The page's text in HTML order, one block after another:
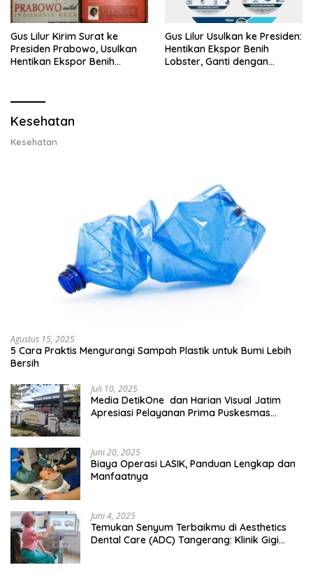
Gus Lilur Kirim Surat ke
Presiden Prabowo, Usulkan
Hentikan Ekspor Benih
Gus Lilur Usulkan ke Presiden:
Hentikan Ekspor Benih
Lobster, Ganti dengan
Kesehatan
Kesehatan
Agustus 15, 2025
5 Cara Praktis Mengurangi Sampah Plastik untuk Bumi Lebih
Bersih
Juli 10, 2025
Media DetikOne dan Harian Visual Jatim
Apresiasi Pelayanan Prima Puskesmas
Juni 20, 2025
Biaya Operasi LASIK, Panduan Lengkap dan
Manfaatnya
Juni 4, 2025
Temukan Senyum Terbaikmu di Aesthetics
Dental Care (ADC) Tangerang: Klinik Gigi